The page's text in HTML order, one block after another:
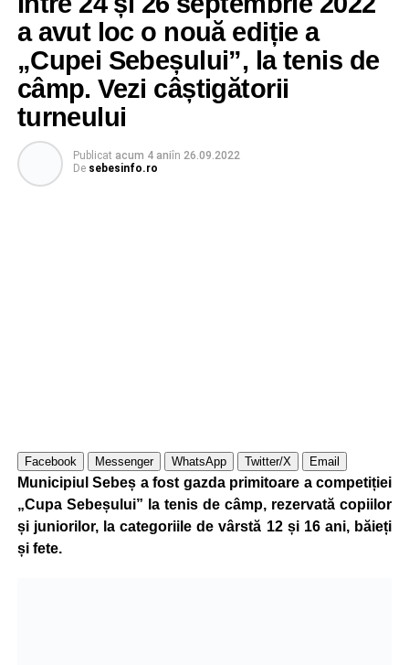
a avut loc o nouă ediție a
„Cupei Sebeșului”, la tenis de
câmp. Vezi câștigătorii
turneului
Publicat acum 4 aniîn 26.09.2022
De sebesinfo.ro
Facebook Messenger WhatsApp Twitter/X Email
Municipiul Sebeș a fost gazda primitoare a competiției
„Cupa Sebeșului” la tenis de câmp, rezervată copiilor
și juniorilor, la categoriile de vârstă 12 și 16 ani, băieți
și fete.